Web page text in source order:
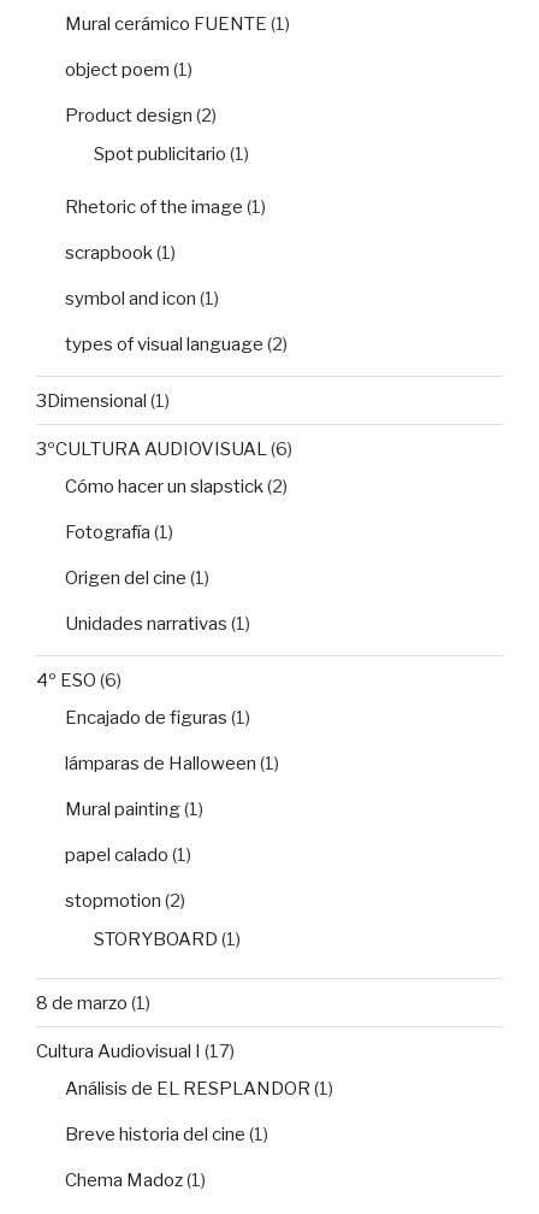
Mural cerámico FUENTE (1)
object poem (1)
Product design (2)
Spot publicitario (1)
Rhetoric of the image (1)
scrapbook(1)
symbol and icon (1)
types of visual language (2)
3Dimensional (1)
3ºCULTURA AUDIOVISUAL(6)
Cómo hacer un slapstick(2)
Fotografía (1)
Origen del cine (1)
Unidades narrativas (1)
4º ESO (6)
Encajado de figuras (1)
lámparas de Halloween (1)
Mural painting(1)
papel calado (1)
stopmotion (2)
STORYBOARD (1)
8 de marzo (1)
Cultura Audiovisual I (17)
Análisis de EL RESPLANDOR (1)
Breve historia del cine (1)
Chema Madoz(1)